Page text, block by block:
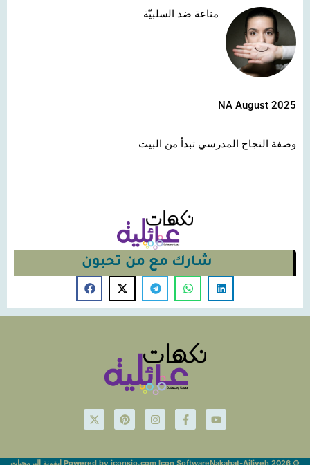
مناعة ضد السلبيّة
NA August 2025
وصفة النجاح المدرسي تبدأ من البيت
شارك مع من تحبون
© Nakahat-Ailiyeh 2026 Powered by iconsjo.com Icon Software ايقونة البرمجيات